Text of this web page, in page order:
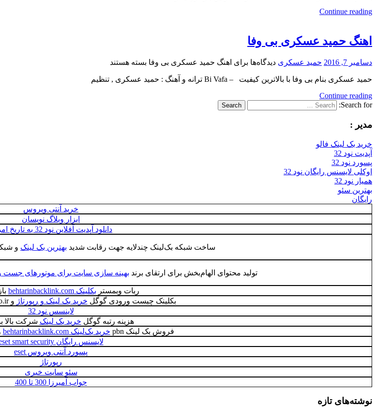
Continue reading
اهنگ حمید عسکری بی وفا
دسامبر 7, 2016 حمید عسکری دیدگاه‌ها برای اهنگ حمید عسکری بی وفا بسته هستند
حمید عسکری بنام بی وفا با بالاترین کیفیت – Bi Vafa ترانه و آهنگ : حمید عسکری , تنظیم
Continue reading
Search for:
Search
مدیر :
خرید بک لینک فالو
آپدیت نود 32
پسورد نود 32
اوکلی لایسنس رایگان نود 32
همیار نود 32
بهترین سئو
رایگان
خرید آنتی ویروس
ابزار وبلاگ نویسان
دانلود آپدیت آفلاین نود 32 به تاریخ امروز
ساخت شبکه بک‌لینک چندلایه جهت رقابت شدید بهترین بک لینک و
تولید محتوای الهام‌بخش برای ارتقای برند بهینه سازی سایت برای موتورهای جست
ربات وبمستر بکلینک behtarinbacklink.com
بکلینک چیست ورودی گوگل خرید بک لینک و رپورتاژ و gov backlink.behtarinseo.ir
لاینسس نود 32
هزینه رتبه گوگل خرید بک لینک شرکت بالا
فروش بک لینک pbn
خرید بک‌لینک behtarinbacklink.com
لایسنس رایگان eset smart security
پسورد آنتی ویروس eset
رپورتاژ
سئو سایت خبری
جواب آمیرزا 300 تا 400
نوشته‌های تازه